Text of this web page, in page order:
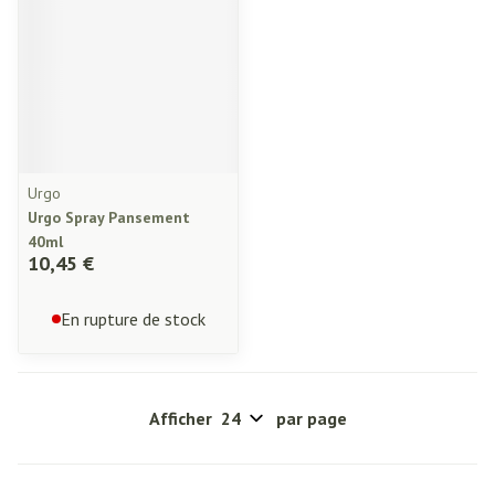
Urgo
Urgo Spray Pansement
40ml
10,45 €
En rupture de stock
Afficher par page